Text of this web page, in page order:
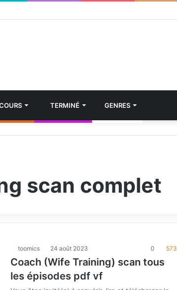
TERMINÉ GENRES
scan complet
toomics 24 août 2023 0 573
Coach (Wife Training) scan tous
les épisodes pdf vf